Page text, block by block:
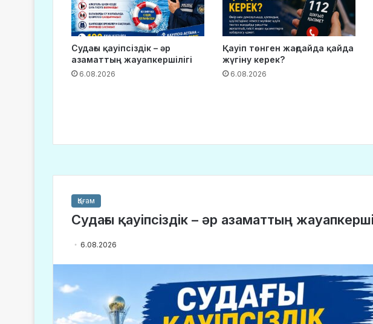
Судағы қауіпсіздік – әр
азаматтың жауапкершілігі
6.08.2026
Қауіп төнген жағдайда қайда
жүгіну керек?
6.08.2026